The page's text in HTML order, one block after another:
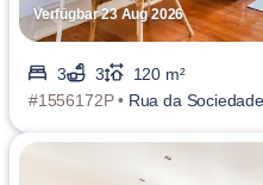
Verfügbar 23 Aug 2026
3 3
120 m²
#1556172P • Rua da